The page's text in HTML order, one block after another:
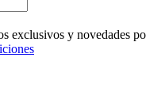
exclusivos y novedades